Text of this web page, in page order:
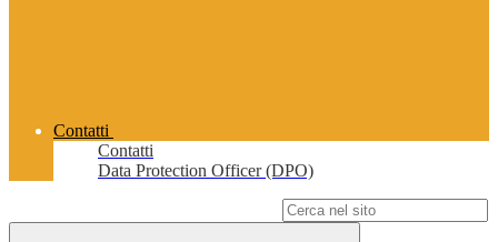
Contatti
Contatti
Data Protection Officer (DPO)